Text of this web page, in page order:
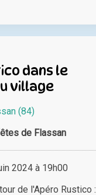
dans le
village
(84)
de Flassan
2024 à 19h00
de l'Apéro Rustico :